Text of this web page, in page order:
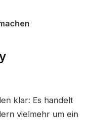
klar: Es handelt
vielmehr um ein